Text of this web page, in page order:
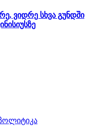
ვიდრე სხვა გუნდში